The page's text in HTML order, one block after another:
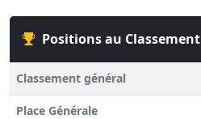
Positions au Classement
Classement général
Place Générale